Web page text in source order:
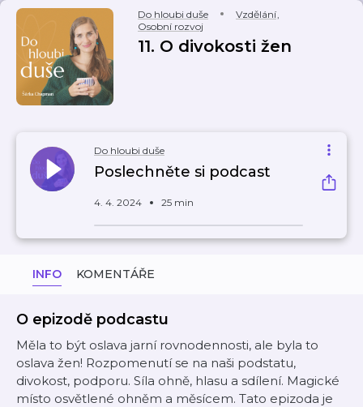
Do hloubi duše Vzdělání,
Osobní rozvoj
11. O divokosti žen
Do hloubi duše
Poslechněte si podcast
4. 4. 2024 25 min
INFO KOMENTÁŘE
O epizodě podcastu
Měla to být oslava jarní rovnodennosti, ale byla to
oslava žen! Rozpomenutí se na naši podstatu,
divokost, podporu. Síla ohně, hlasu a sdílení. Magické
místo osvětlené ohněm a měsícem. Tato epizoda je